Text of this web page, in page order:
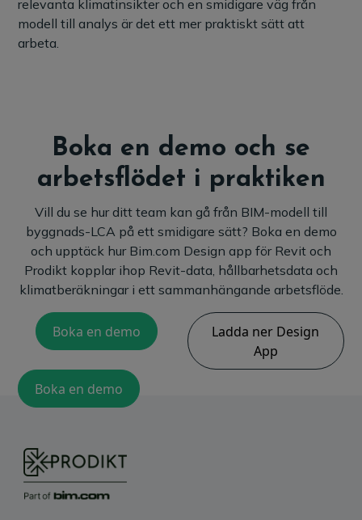
relevanta klimatinsikter och en smidigare väg från
modell till analys är det ett mer praktiskt sätt att
arbeta.
Boka en demo och se
arbetsflödet i praktiken
Vill du se hur ditt team kan gå från BIM-modell till
byggnads-LCA på ett smidigare sätt? Boka en demo
och upptäck hur Bim.com Design app för Revit och
Prodikt kopplar ihop Revit-data, hållbarhetsdata och
klimatberäkningar i ett sammanhängande arbetsflöde.
Boka en demo
Ladda ner Design
App
Boka en demo